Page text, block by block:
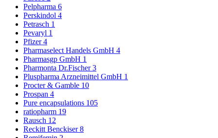
Pelpharma 6
Perskindol 4
Petrasch 1
Pevaryl 1
Pfizer4
Pharmaselect Handels GmbH 4
Pharmasgp GmbH 1
Pharmonta Dr.Fischer3
Pluspharma Arzneimittel GmbH 1
Procter & Gamble 10
Prospan 4
Pure encapsulations 105
ratiopharm 19
Rausch 12
Reckitt Benckiser8